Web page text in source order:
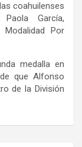
coahuilenses
García,
Por
medalla en
que Alfonso
de la División